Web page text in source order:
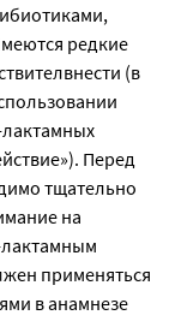
редкие
(в
Перед
тщательно
на
лактамным
применяться
в анамнезе